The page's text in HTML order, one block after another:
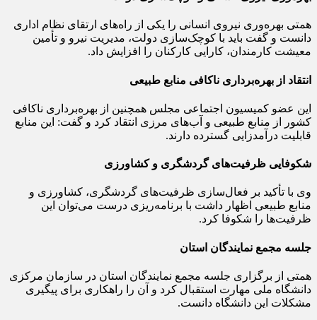
همتی بهره‌وری نیروی انسانی را یکی از راه‌های ارتقای نظام اداری
دانست و گفت باید با کوچک‌سازی دولت، مدیریت نیرو و تأمین
معیشت کارمندان، کارایی کارکنان را افزایش داد.
انتقاد از بهره‌برداری ناکافی منابع طبیعی
این عضو کمیسیون اجتماعی مجلس همچنین از بهره‌برداری ناکافی
کشور از منابع طبیعی و آب‌های مرزی انتقاد کرد و گفت: این منابع
قابلیت درآمدزایی گسترده دارند.
شکوفایی ظرفیت‌های گردشگری و کشاورزی
وی با تأکید بر فعال‌سازی ظرفیت‌های گردشگری، کشاورزی و
منابع طبیعی اظهار داشت با برنامه‌ریزی درست می‌توان این
ظرفیت‌ها را شکوفا کرد.
جلسه مجمع نمایندگان استان
همتی از برگزاری جلسه مجمع نمایندگان استان در سازمان مرکزی
دانشگاه ملی مهارت استقبال کرد و آن را راهکاری برای پیگیری
مشکلات این دانشگاه دانست.